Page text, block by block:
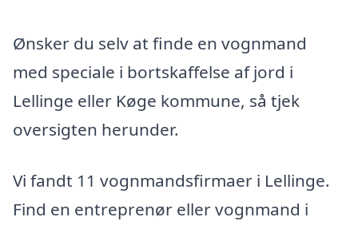
Ønsker du selv at finde en vognmand
med speciale i bortskaffelse af jord i
Lellinge eller Køge kommune, så tjek
oversigten herunder.
Vi fandt 11 vognmandsfirmaer i Lellinge.
Find en entreprenør eller vognmand i